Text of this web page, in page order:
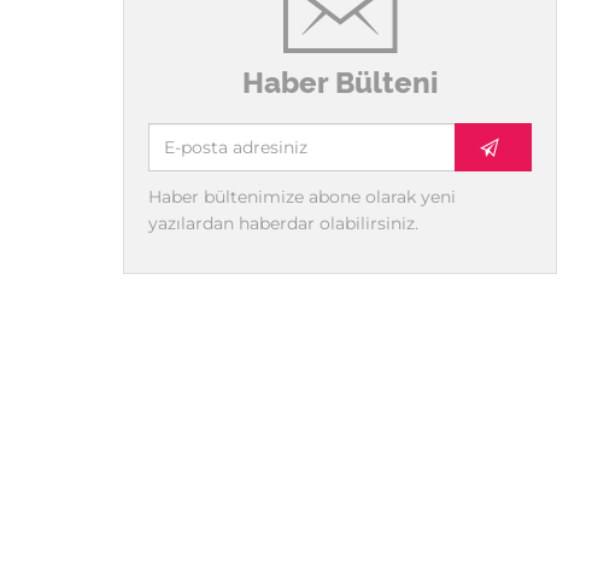
Haber Bülteni
Haber bültenimize abone olarak yeni
yazılardan haberdar olabilirsiniz.